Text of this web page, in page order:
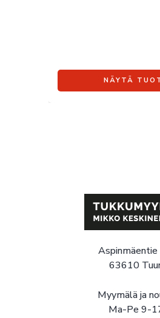
NÄYTÄ
Aspinmäentie
63610
Myymälä ja
Ma-Pe 9-